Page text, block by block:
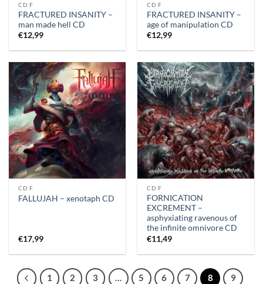
CD F
FRACTURED INSANITY –
man made hell CD
€12,99
CD F
FRACTURED INSANITY –
age of manipulation CD
€12,99
CD F
FALLUJAH – xenotaph CD
€17,99
CD F
FORNICATION
EXCREMENT –
asphyxiating ravenous of
the infinite omnivore CD
€11,49
1 2 3 … 5 6 7 8
9